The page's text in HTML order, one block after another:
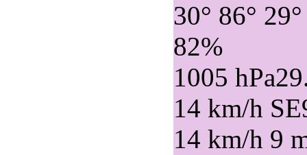
30° 86° 29°
82%
1005 hPa
14 km/h SE
14 km/h 9